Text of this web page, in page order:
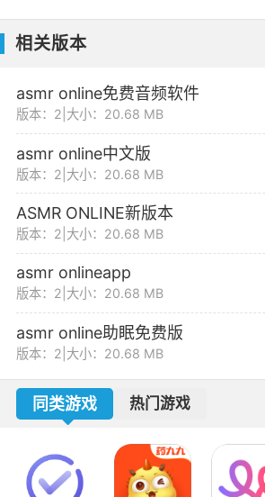
相关版本
asmr online免费音频软件
版本：2 大小：20.68 MB
asmr online中文版
版本：2 大小：20.68 MB
ASMR ONLINE新版本
版本：2 大小：20.68 MB
asmr onlineapp
版本：2 大小：20.68 MB
asmr online助眠免费版
版本：2 大小：20.68 MB
同类游戏 热门游戏